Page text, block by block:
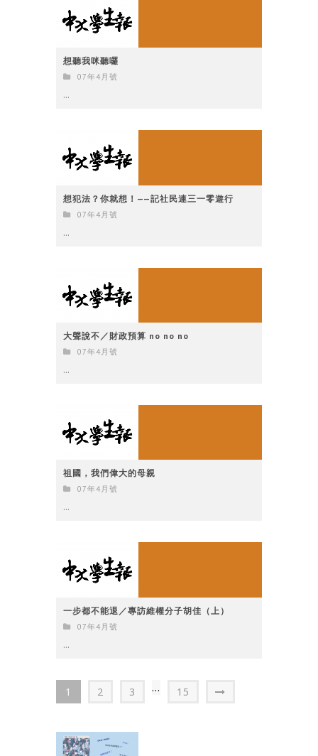
想聽我咪聽囉
07年4月號
...
想犯法？你就想！——記社民連三一零遊行
07年4月號
...
大聲說不／財政預算 no no no
07年4月號
...
祖國，我們偉大的母親
07年4月號
...
一步都不能退／專訪維權分子胡佳（上）
07年4月號
...
1 2 3 ... 15